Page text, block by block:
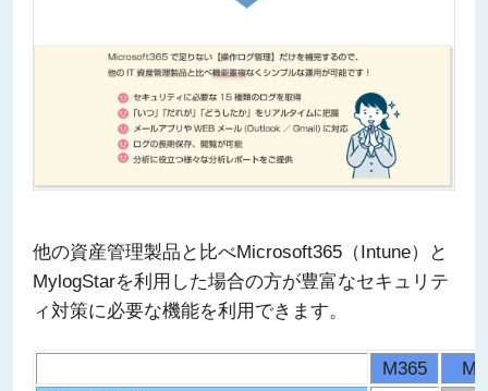
他の資産管理製品と比べMicrosoft365（Intune）と
MylogStarを利用した場合の方が豊富なセキュリテ
ィ対策に必要な機能を利用できます。
M365